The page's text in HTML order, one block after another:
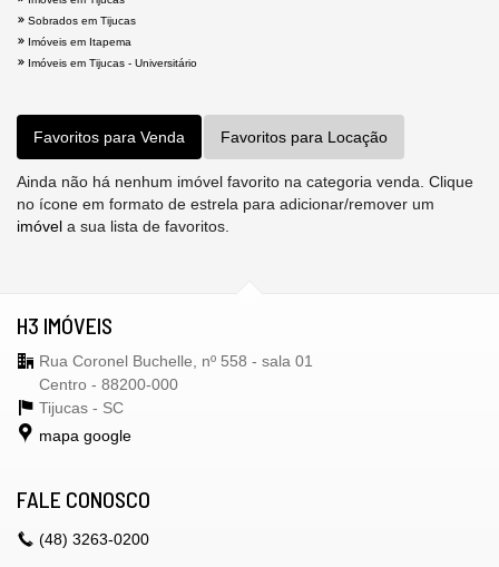
Sobrados em Tijucas
Imóveis em Itapema
Imóveis em Tijucas - Universitário
Favoritos para Venda Favoritos para Locação
Ainda não há nenhum imóvel favorito na categoria venda. Clique
no ícone em formato de estrela para adicionar/remover um
imóvel a sua lista de favoritos.
H3 IMÓVEIS
Rua Coronel Buchelle, nº 558 - sala 01
Centro - 88200-000
Tijucas - SC
mapa google
FALE CONOSCO
(48) 3263-0200